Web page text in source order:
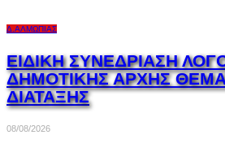
Δ.ΑΛΜΩΠΊΑΣ
ΕΙΔΙΚΗ ΣΥΝΕΔΡΙΑΣΗ
ΔΗΜΟΤΙΚΗΣ ΑΡΧΗΣ
ΔΙΑΤΑΞΗΣ
08/08/2026